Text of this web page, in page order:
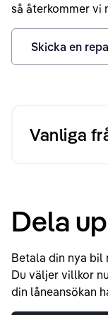
så återkommer vi
Skicka en
Vanliga
Dela
Betala din nya
Du väljer villkor
din låneansökan